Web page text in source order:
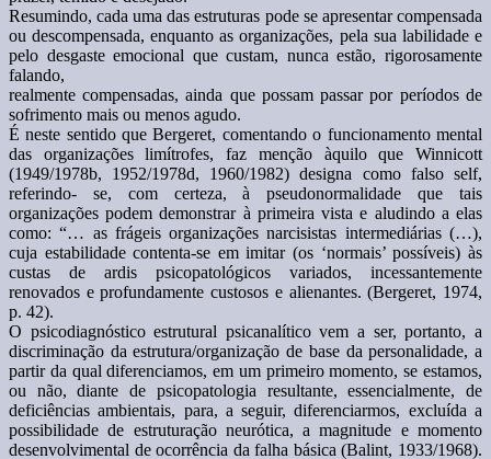
Resumindo, cada uma das estruturas pode se apresentar compensada
ou descompensada, enquanto as organizações, pela sua labilidade e
pelo desgaste emocional que custam, nunca estão, rigorosamente
falando,
realmente compensadas, ainda que possam passar por períodos de
sofrimento mais ou menos agudo.
É neste sentido que Bergeret, comentando o funcionamento mental
das organizações limítrofes, faz menção àquilo que Winnicott
(1949/1978b, 1952/1978d, 1960/1982) designa como falso self,
referindo- se, com certeza, à pseudonormalidade que tais
organizações podem demonstrar à primeira vista e aludindo a elas
como: “… as frágeis organizações narcisistas intermediárias (…),
cuja estabilidade contenta-se em imitar (os ‘normais’ possíveis) às
custas de ardis psicopatológicos variados, incessantemente
renovados e profundamente custosos e alienantes. (Bergeret, 1974,
p. 42).
O psicodiagnóstico estrutural psicanalítico vem a ser, portanto, a
discriminação da estrutura/organização de base da personalidade, a
partir da qual diferenciamos, em um primeiro momento, se estamos,
ou não, diante de psicopatologia resultante, essencialmente, de
deficiências ambientais, para, a seguir, diferenciarmos, excluída a
possibilidade de estruturação neurótica, a magnitude e momento
desenvolvimental de ocorrência da falha básica (Balint, 1933/1968).